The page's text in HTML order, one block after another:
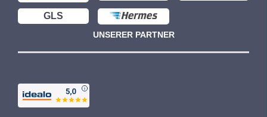
GLS
UNSERER PARTNER